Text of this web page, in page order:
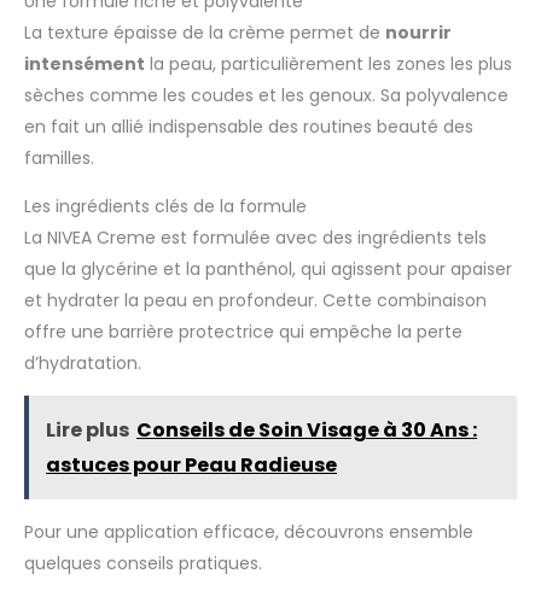
La texture épaisse de la crème permet de nourrir
intensément la peau, particulièrement les zones les plus
sèches comme les coudes et les genoux. Sa polyvalence
en fait un allié indispensable des routines beauté des
familles.
Les ingrédients clés de la formule
La NIVEA Creme est formulée avec des ingrédients tels
que la glycérine et la panthénol, qui agissent pour apaiser
et hydrater la peau en profondeur. Cette combinaison
offre une barrière protectrice qui empêche la perte
d’hydratation.
Lire plus Conseils de Soin Visage à 30 Ans :
astuces pour Peau Radieuse
Pour une application efficace, découvrons ensemble
quelques conseils pratiques.